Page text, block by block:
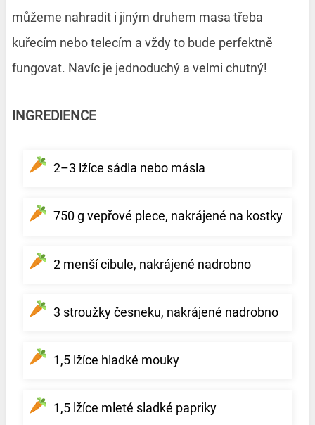
můžeme nahradit i jiným druhem masa třeba
kuřecím nebo telecím a vždy to bude perfektně
fungovat. Navíc je jednoduchý a velmi chutný!
INGREDIENCE
2–3 lžíce sádla nebo másla
750 g vepřové plece, nakrájené na kostky
2 menší cibule, nakrájené nadrobno
3 stroužky česneku, nakrájené nadrobno
1,5 lžíce hladké mouky
1,5 lžíce mleté sladké papriky